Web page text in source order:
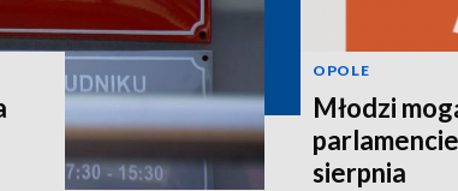
OPOLE
Młodzi
sierpnia